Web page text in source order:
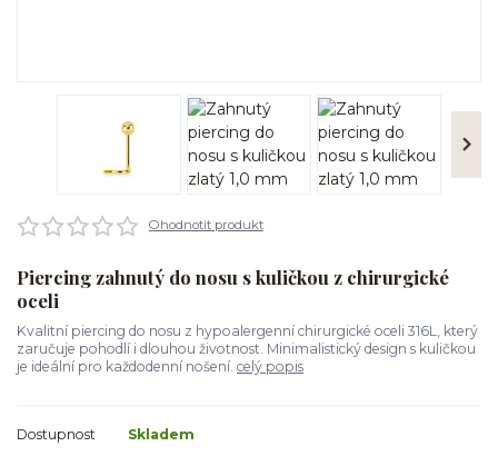
Ohodnotit produkt
Piercing zahnutý do nosu s kuličkou z chirurgické
oceli
Kvalitní piercing do nosu z hypoalergenní chirurgické oceli 316L, který
zaručuje pohodlí i dlouhou životnost. Minimalistický design s kuličkou
je ideální pro každodenní nošení. celý popis
Dostupnost
Skladem